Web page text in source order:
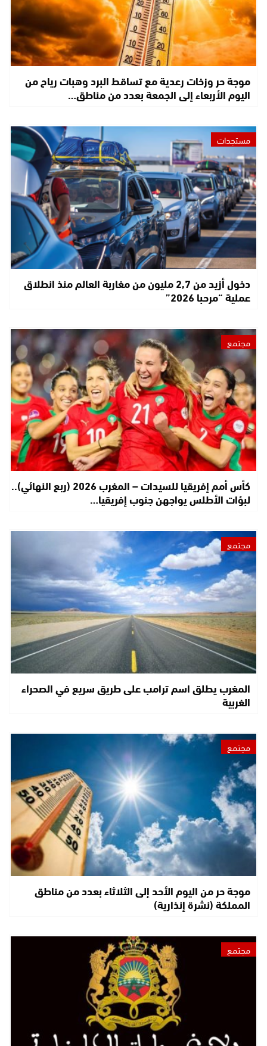
موجة حر وزخات رعدية مع تساقط البرد وهبات رياح من
اليوم الأربعاء إلى الجمعة بعدد من مناطق…
مستجدات
دخول أزيد من 2,7 مليون من مغاربة العالم منذ انطلاق
عملية “مرحبا 2026”
مجتمع
كأس أمم إفريقيا للسيدات – المغرب 2026 (ربع النهائي)..
لبؤات الأطلس يواجهن جنوب إفريقيا…
مجتمع
المغرب يطلق اسم ترامب على طريق سريع في الصحراء
الغربية
مجتمع
موجة حر من اليوم الأحد إلى الثلاثاء بعدد من مناطق
المملكة (نشرة إنذارية)
مجتمع